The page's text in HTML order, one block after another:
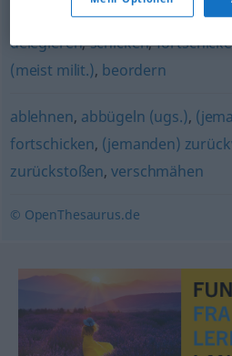
aussenden,entsenden,
delegieren,schicken,
(meist milit.), beordern
ablehnen, abbügeln (ugs.),
fortschicken, (jemanden)
zurückstoßen,verschmähen
© OpenThesaurus.de